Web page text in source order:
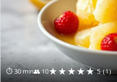
⏱ 30 min👥 10★★★★★ 5 (1)